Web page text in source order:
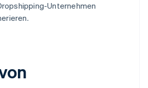
Unternehmen